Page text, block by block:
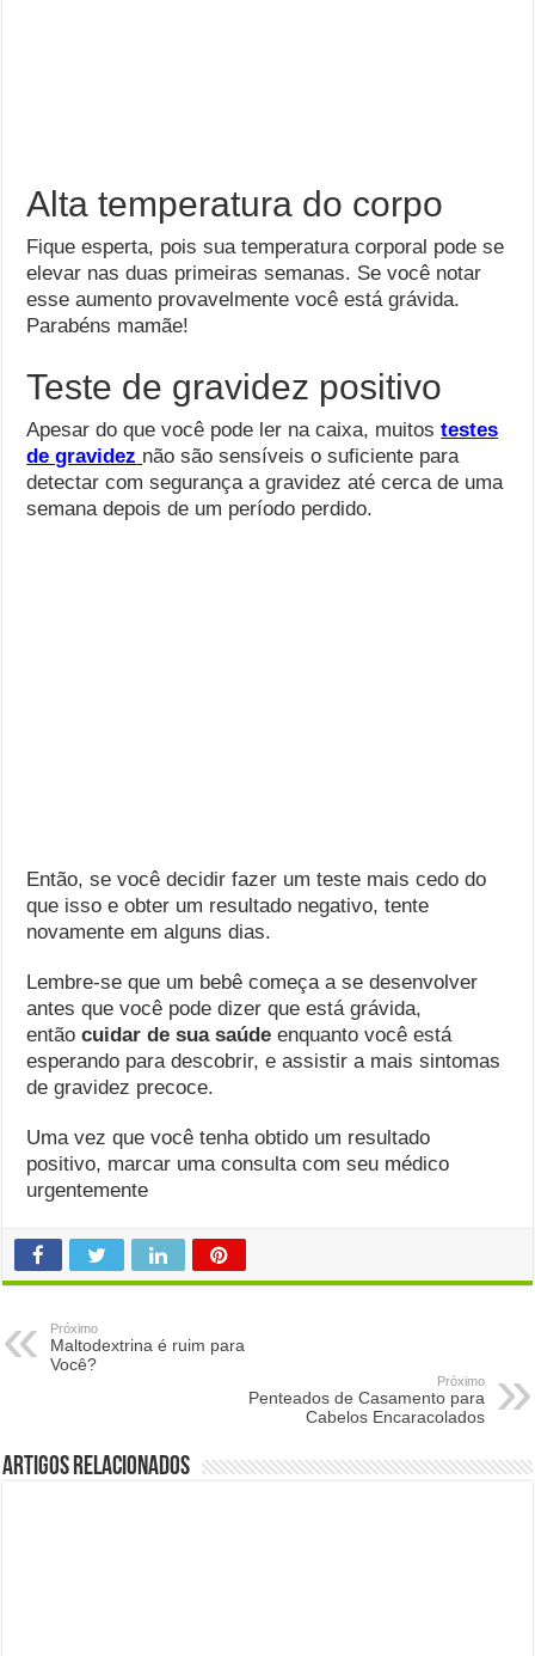
Alta temperatura do corpo
Fique esperta, pois sua temperatura corporal pode se
elevar nas duas primeiras semanas. Se você notar
esse aumento provavelmente você está grávida.
Parabéns mamãe!
Teste de gravidez positivo
Apesar do que você pode ler na caixa, muitostestes
de gravidez não são sensíveis o suficiente para
detectar com segurança a gravidez até cerca de uma
semana depois de um período perdido.
Então, se você decidir fazer um teste mais cedo do
que isso e obter um resultado negativo, tente
novamente em alguns dias.
Lembre-se que um bebê começa a se desenvolver
antes que você pode dizer que está grávida,
entãocuidar de sua saúde enquanto você está
esperando para descobrir, e assistir a mais sintomas
de gravidez precoce.
Uma vez que você tenha obtido um resultado
positivo, marcar uma consulta com seu médico
urgentemente
Próximo
Maltodextrina é ruim para
Você?
Próximo
Penteados de Casamento para
Cabelos Encaracolados
Artigos Relacionados